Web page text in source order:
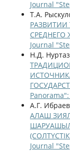
Journal
Т.А.
СРЕДНЕГО
Journal
Н.Д.
А.Г.
АЛАШ
Journal